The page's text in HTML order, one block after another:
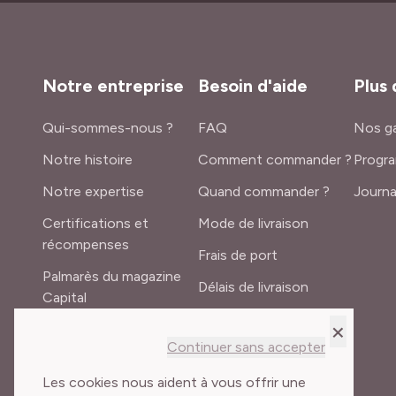
×
Continuer sans accepter
Les cookies nous aident à vous offrir une
Notre entreprise
Qui-sommes-nous ?
Notre histoire
Notre expertise
Certifications et
récompenses
Palmarès du magazine
Capital
Besoin d'aide
FAQ
Comment commander ?
Quand commander ?
Mode de livraison
Frais de port
Délais de livraison
Plus
Nos